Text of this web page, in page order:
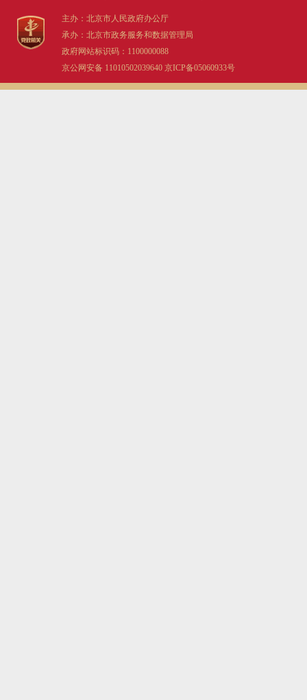
主办：北京市人民政府办公厅
承办：北京市政务服务和数据管理局
政府网站标识码：1100000088
京公网安备 11010502039640 京ICP备05060933号